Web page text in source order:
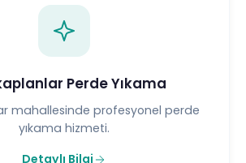
Perde Yıkama
mahallesinde profesyonel perde
yıkama hizmeti.
Detaylı Bilgi